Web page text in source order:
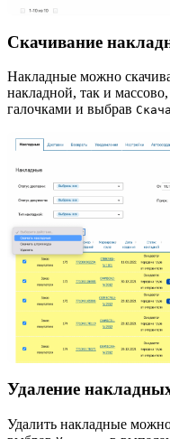
Скачивание
Накладные можно
накладной, так и
галочками и выбрав
Удаление
Удалить накладные